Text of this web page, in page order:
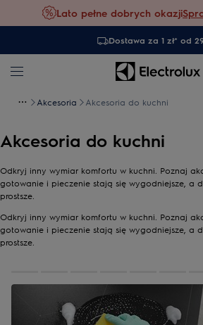
Lato pełne dobrych okazji
Dostawa za 1 zł* od
Akcesoria Akcesoria do kuchni
Akcesoria do kuchni
Odkryj inny wymiar komfortu w kuchni. Poznaj
gotowanie i pieczenie stają się wygodniejsze, a
prostsze.
Odkryj inny wymiar komfortu w kuchni. Poznaj
gotowanie i pieczenie stają się wygodniejsze, a
prostsze.